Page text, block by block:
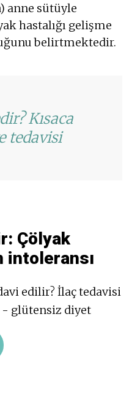
anne sütüyle
hastalığı gelişme
belirtmektedir.
Kısaca
tedavisi
Çölyak
intoleransı
edilir? İlaç tedavisi
glütensiz diyet